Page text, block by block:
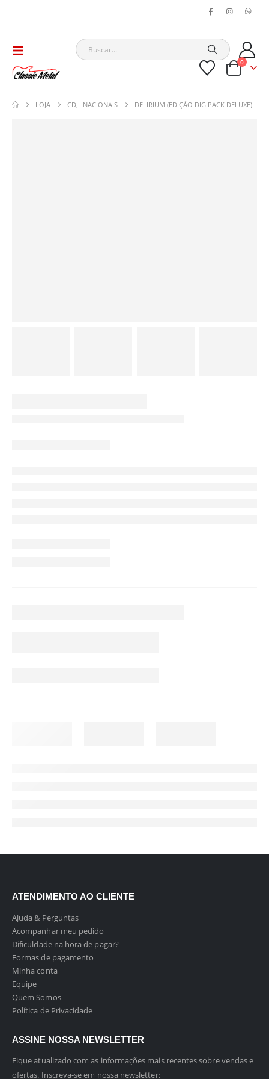
0
LOJA CD NACIONAIS DELIRIUM (EDIÇÃO DIGIPACK DELUXE)
ATENDIMENTO AO CLIENTE
Ajuda & Perguntas
Acompanhar meu pedido
Dificuldade na hora de pagar?
Formas de pagamento
Minha conta
Equipe
Quem Somos
Política de Privacidade
ASSINE NOSSA NEWSLETTER
Fique atualizado com as informações mais recentes sobre vendas e
ofertas. Inscreva-se em nossa newsletter: